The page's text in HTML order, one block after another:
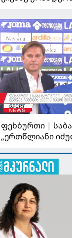
ფეხბურთი |
„ერთწლიანი
მნიშვნელოვანია“